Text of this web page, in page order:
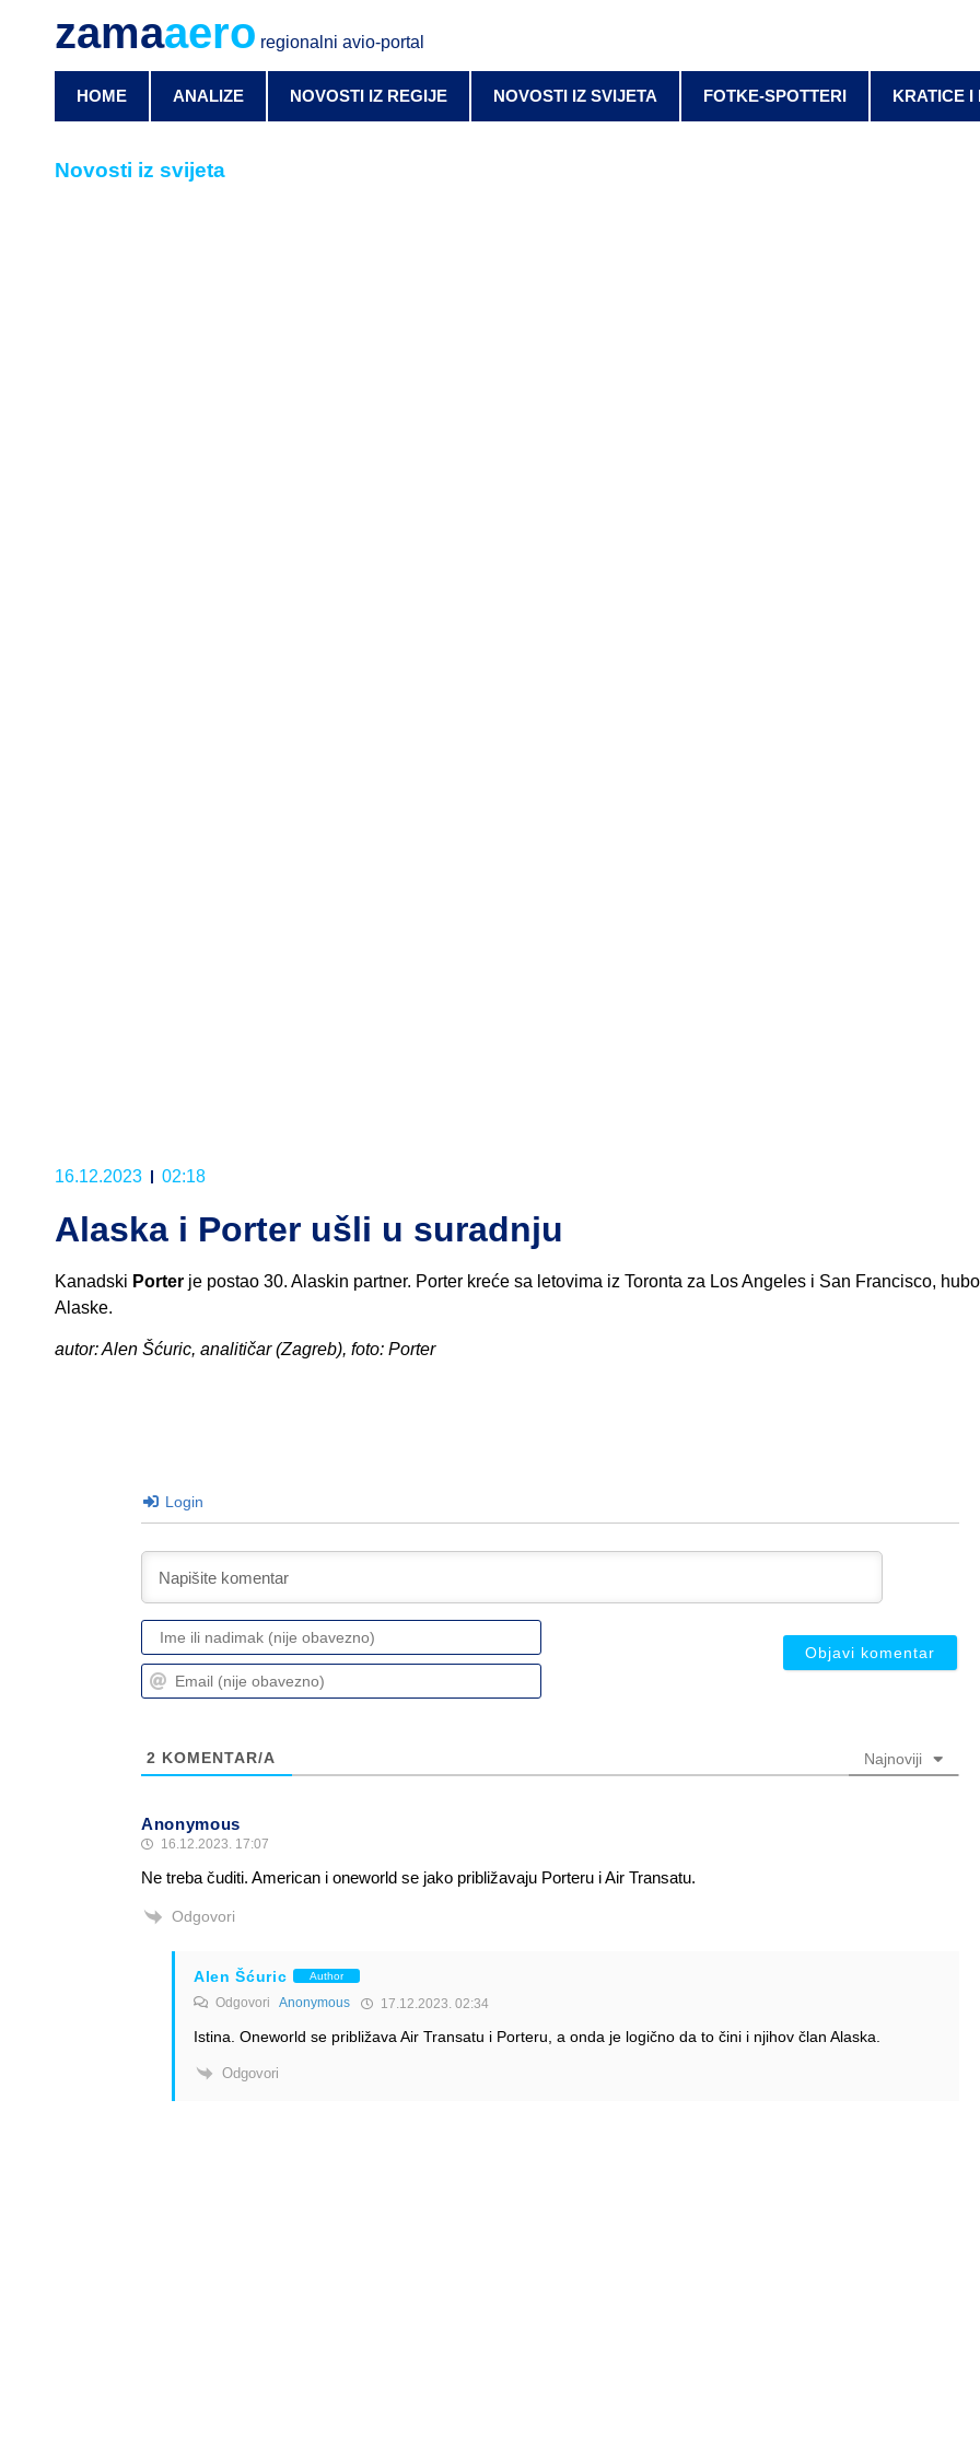
zamaaero regionalni avio-portal
HOME ANALIZE NOVOSTI IZ REGIJE NOVOSTI IZ SVIJETA FOTKE-SPOTTERI KRATICE I
Novosti iz svijeta
16.12.2023 02:18
Alaska i Porter ušli u suradnju
Kanadski Porter je postao 30. Alaskin partner. Porter kreće sa letovima iz Toronta za Los Angeles i San Francisco,
Alaske.
autor: Alen Šćuric, analitičar (Zagreb), foto: Porter
Login
Ime
ili
nadimak
Email
(nije
2 KOMENTAR/A Najnoviji
Anonymous
16.12.2023. 17:07
Ne treba čuditi. American i oneworld se jako približavaju Porteru i Air Transatu.
Odgovori
Alen Šćuric Author
Odgovori Anonymous 17.12.2023. 02:34
Istina. Oneworld se približava Air Transatu i Porteru, a onda je logično da to čini i njihov član Alaska.
Odgovori